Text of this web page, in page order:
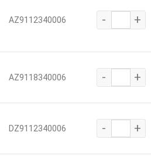
AZ9112340006 - +
AZ9118340006 - +
DZ9112340006 - +